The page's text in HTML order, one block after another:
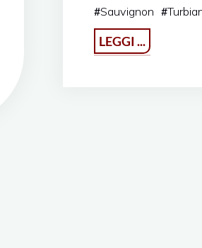
#Sauvignon #
LEGGI ...